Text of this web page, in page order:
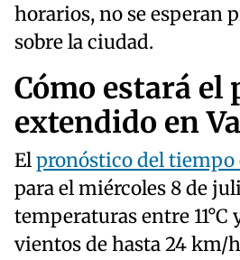
horarios, no se esperan
sobre la ciudad.
Cómo estará el
extendido en
Elpronóstico del tiempo
para el miércoles 8 de
temperaturas entre 11°C
vientos de hasta 24 km/